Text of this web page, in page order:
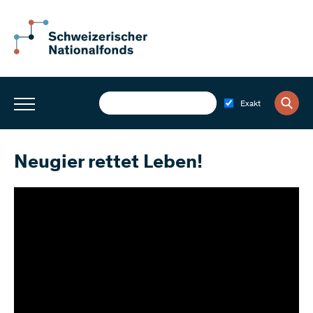
Exakt
Neugier rettet Leben!